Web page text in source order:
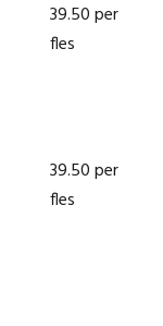
39.50 per
fles
39.50 per
fles